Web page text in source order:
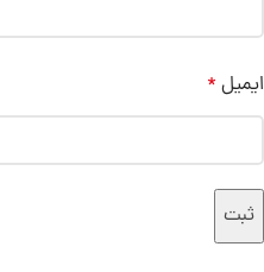
ایمیل *